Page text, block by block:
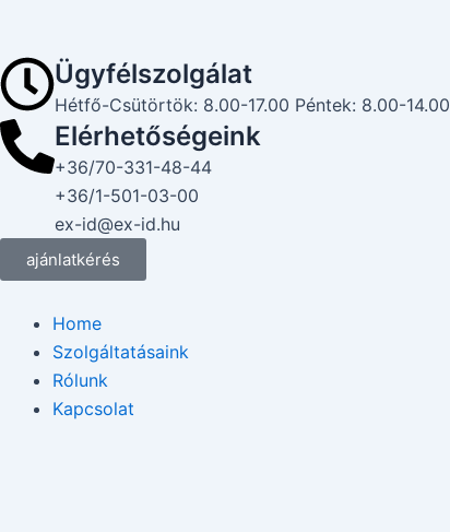
contentÜgyfélszolgálat
Hétfő-Csütörtök: 8.00-17.00 Péntek: 8.00-14.00
Elérhetőségeink
+36/70-331-48-44
+36/1-501-03-00
ex-id@ex-id.hu
ajánlatkérés
Home
Szolgáltatásaink
Rólunk
Kapcsolat